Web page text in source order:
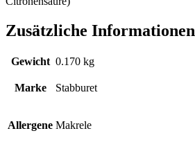
Zusätzliche Informationen
Gewicht 0.170 kg
Marke Stabburet
Allergene Makrele